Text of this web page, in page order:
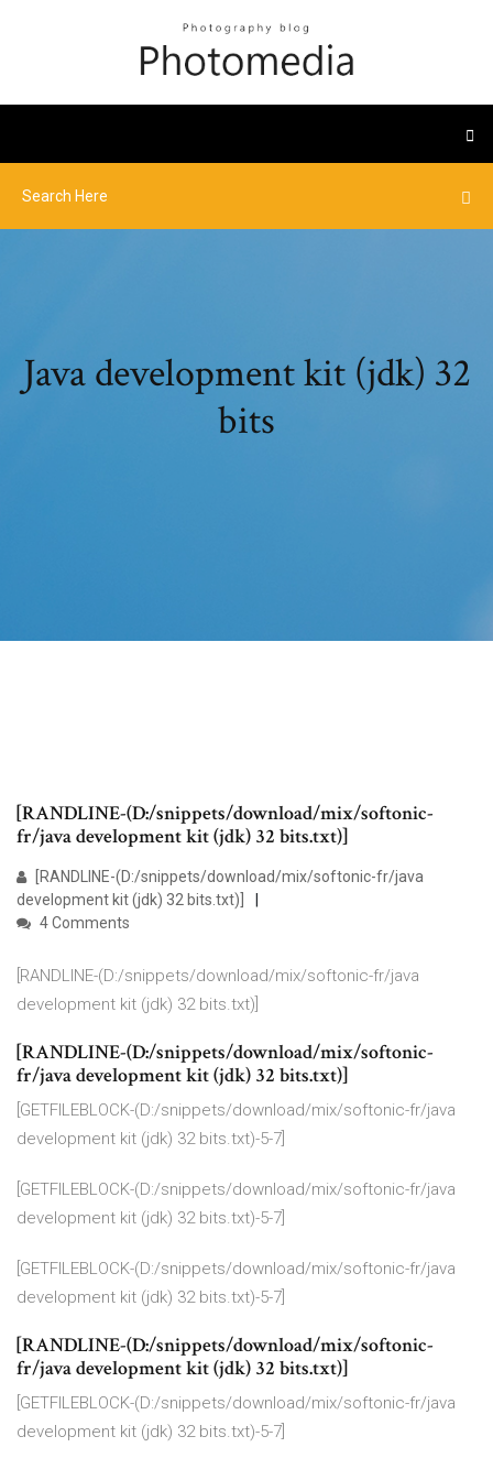
Java development kit (jdk) 32
bits
[RANDLINE-(D:/snippets/download/mix/softonic-
fr/java development kit (jdk) 32 bits.txt)]
[RANDLINE-(D:/snippets/download/mix/softonic-fr/java
development kit (jdk) 32 bits.txt)]
4 Comments
[RANDLINE-(D:/snippets/download/mix/softonic-fr/java
development kit (jdk) 32 bits.txt)]
[RANDLINE-(D:/snippets/download/mix/softonic-
fr/java development kit (jdk) 32 bits.txt)]
[GETFILEBLOCK-(D:/snippets/download/mix/softonic-fr/java
development kit (jdk) 32 bits.txt)-5-7]
[GETFILEBLOCK-(D:/snippets/download/mix/softonic-fr/java
development kit (jdk) 32 bits.txt)-5-7]
[GETFILEBLOCK-(D:/snippets/download/mix/softonic-fr/java
development kit (jdk) 32 bits.txt)-5-7]
[RANDLINE-(D:/snippets/download/mix/softonic-
fr/java development kit (jdk) 32 bits.txt)]
[GETFILEBLOCK-(D:/snippets/download/mix/softonic-fr/java
development kit (jdk) 32 bits.txt)-5-7]